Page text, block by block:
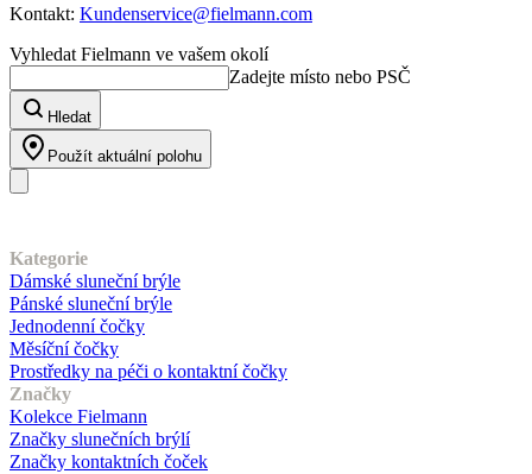
Kontakt: Kundenservice@fielmann.com
Vyhledat Fielmann ve vašem okolí
Zadejte místo nebo PSČ
Hledat
Použít aktuální polohu
Kategorie
Dámské sluneční brýle
Pánské sluneční brýle
Jednodenní čočky
Měsíční čočky
Prostředky na péči o kontaktní čočky
Značky
Kolekce Fielmann
Značky slunečních brýlí
Značky kontaktních čoček